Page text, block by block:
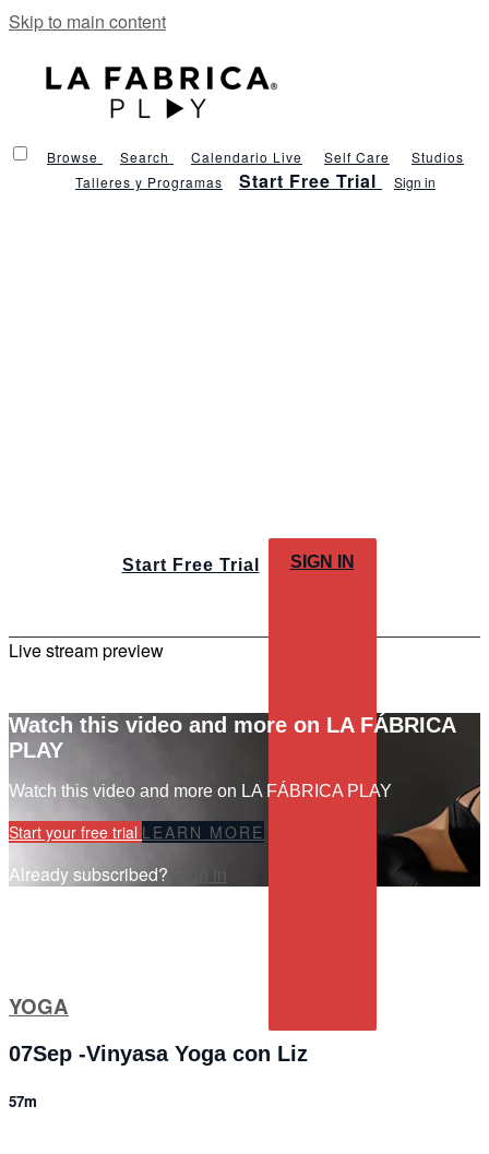
Skip to main content
Browse Search Calendario Live Self Care
Studios
Talleres y Programas
Start Free Trial Sign in
Start Free Trial SIGN IN
Live stream preview
Watch this video and more on LA FÁBRICA
PLAY
Watch this video and more on LA FÁBRICA PLAY
Start your free trial LEARN MORE
Already subscribed? Sign in
YOGA
07Sep -Vinyasa Yoga con Liz
57m